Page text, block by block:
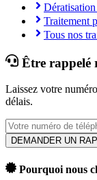
Traitement
Tous nos
Être rappelé
Laissez votre
délais.
DEMANDER UN
Pourquoi nous